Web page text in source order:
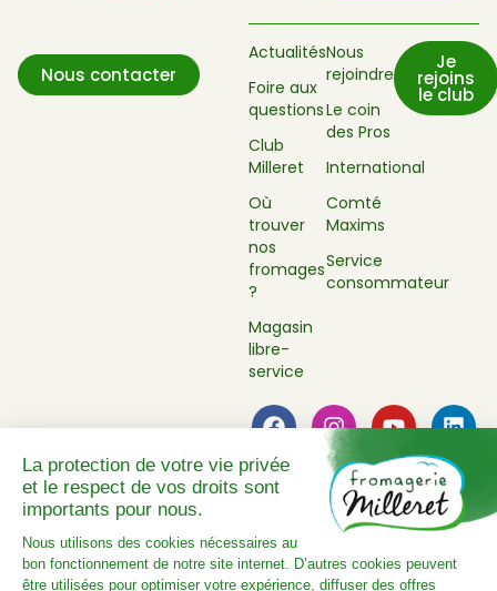
Nous contacter
Actualités
Foire aux
questions
Club
Milleret
Où
trouver
nos
fromages
?
Magasin
libre-
service
Nous
rejoindre
Le coin
des Pros
International
Comté
Maxims
Service
consommateur
Je
rejoins
le club
Mentions légales
Politique de confidentialité
Réalisé par Novius